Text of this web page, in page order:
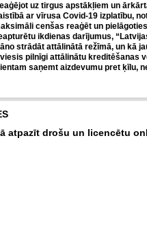
uz tirgus apstākļiem un
ar vīrusa Covid-19 izplatību,
cenšas reaģēt un
ikdienas darījumus,
strādāt attālinātā režīmā, un kā
pilnīgi attālinātu kreditēšanas
saņemt aizdevumu pret ķīlu,
atpazīt drošu un licencētu